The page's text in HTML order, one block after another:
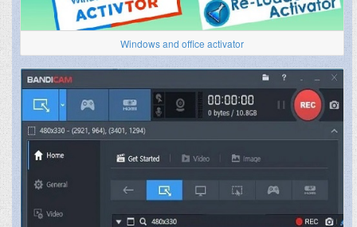
Windows and office activator